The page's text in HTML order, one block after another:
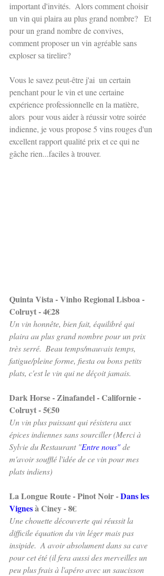
important d'invités.  Alors comment choisir
un vin qui plaira au plus grand nombre?   Et
pour un grand nombre de convives,
comment proposer un vin agréable sans
exploser sa tirelire?
Vous le savez peut-être j'ai  un certain
penchant pour le vin et une certaine
expérience professionnelle en la matière,
alors  pour vous aider à réussir votre soirée
indienne, je vous propose 5 vins rouges d'un
excellent rapport qualité prix et ce qui ne
gâche rien...faciles à trouver.
Quinta Vista - Vinho Regional Lisboa -
Colruyt - 4€28
Un vin honnête, bien fait, équilibré qui
plaira au plus grand nombre pour un prix
très serré.  Beau temps/mauvais temps,
fatigue/pleine forme, fiesta ou bons petits
plats, c'est le vin qui ne déçoit jamais.
Dark Horse - Zinafandel - Californie -
Colruyt - 5€50
Un vin plus puissant qui résistera aux
épices indiennes sans sourciller (Merci à
Sylvie du Restaurant "Entre nous" de
m'avoir soufflé l'idée de ce vin pour mes
plats indiens)
La Longue Route - Pinot Noir - Dans les
Vignes à Ciney - 8€
Une chouette découverte qui réussit la
difficile équation du vin léger mais pas
insipide.  A avoir absolument dans sa cave
pour cet été (il fera aussi des merveilles un
peu plus frais à l'apéro avec un saucisson